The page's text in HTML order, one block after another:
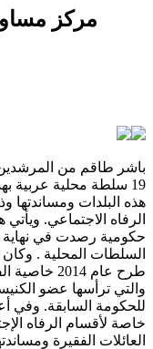
باشر طاقم من
19 سلطة محلية عربية
هذه البلدات ومساندتها
الرفاه الاجتماعي.
السلطات المحلية .
طرح عام
والتي ترأسها عضو
للحكومة السابقة. وفي
خاصة لأقسام الرفاه
العائلات الفقيرة